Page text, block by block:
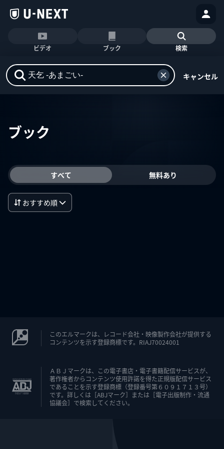
ビデオ ブック 検索
キャンセル
ブック
すべて 無料あり
おすすめ順
このエルマークは、レコード会社・映像製作会社が提供する
コンテンツを示す登録商標です。RIAJ70024001
ＡＢＪマークは、この電子書店・電子書籍配信サービスが、
著作権者からコンテンツ使用許諾を得た正規版配信サービス
であることを示す登録商標（登録番号第６０９１７１３号）
です。詳しくは［ABJマーク］または［電子出版制作・流通
協議会］で検索してください。